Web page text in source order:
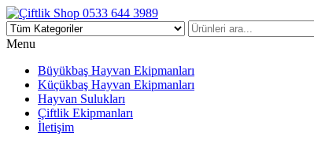
Çiftlik Shop 0533 644 3989
Menu
Büyükbaş Hayvan Ekipmanları
Küçükbaş Hayvan Ekipmanları
Hayvan Sulukları
Çiftlik Ekipmanları
İletişim